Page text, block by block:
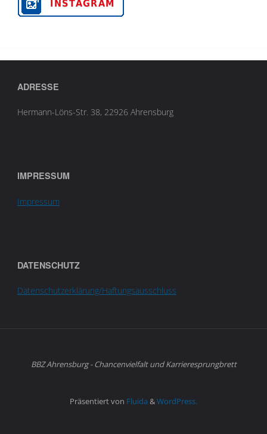
ADRESSE
Hermann-Löns-Str. 38, 22926 Ahrensburg
IMPRESSUM
Impressum
DATENSCHUTZ
Datenschutzerklärung/Haftungsausschluss
BBZ Ahrensburg - Chancenvielfalt und Karrieresprungbrett
Präsentiert von Fluida &WordPress.